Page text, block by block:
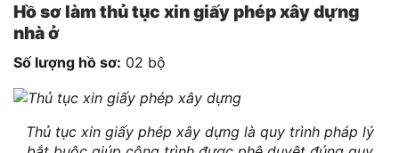
Hồ sơ làm thủ tục xin giấy phép xây dựng
nhà ở
Số lượng hồ sơ: 02 bộ
Thủ tục xin giấy phép xây dựng là quy trình pháp lý